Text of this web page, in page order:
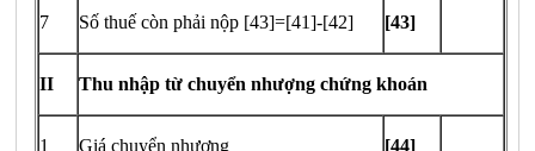
7 Số thuế còn phải nộp [43]=[41]-[42] [43]
II Thu nhập từ chuyển nhượng chứng khoán
1 Giá chuyển nhượng [44]